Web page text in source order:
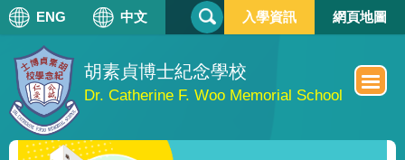
胡素貞博士紀念學校
Dr. Catherine F. Woo Memorial School
ENG 中文 搜
尋
單
入學資訊 網頁地圖